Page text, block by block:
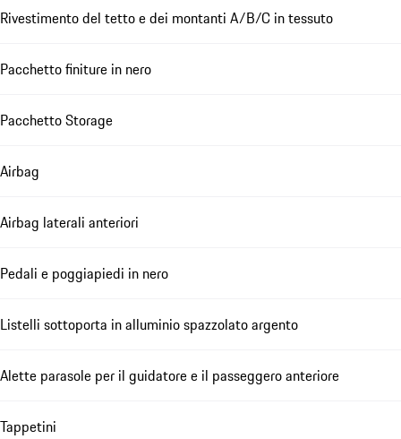
Rivestimento del tetto e dei montanti A/B/C in tessuto
Pacchetto finiture in nero
Pacchetto Storage
Airbag
Airbag laterali anteriori
Pedali e poggiapiedi in nero
Listelli sottoporta in alluminio spazzolato argento
Alette parasole per il guidatore e il passeggero anteriore
Tappetini